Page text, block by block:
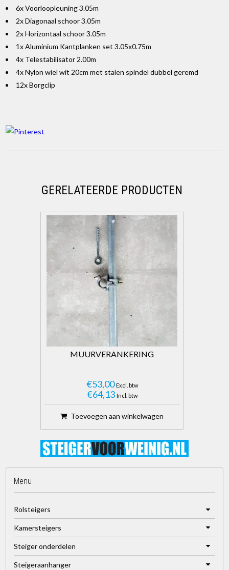
6x Voorloopleuning 3.05m
2x Diagonaal schoor 3.05m
2x Horizontaal schoor 3.05m
1x Aluminium Kantplanken set 3.05x0.75m
4x Telestabilisator 2.00m
4x Nylon wiel wit 20cm met stalen spindel dubbel geremd
12x Borgclip
GERELATEERDE PRODUCTEN
MUURVERANKERING
€53,00 Excl. btw
€64,13 Incl. btw
Toevoegen aan winkelwagen
Menu
Rolsteigers
Kamersteigers
Steiger onderdelen
Steigeraanhanger